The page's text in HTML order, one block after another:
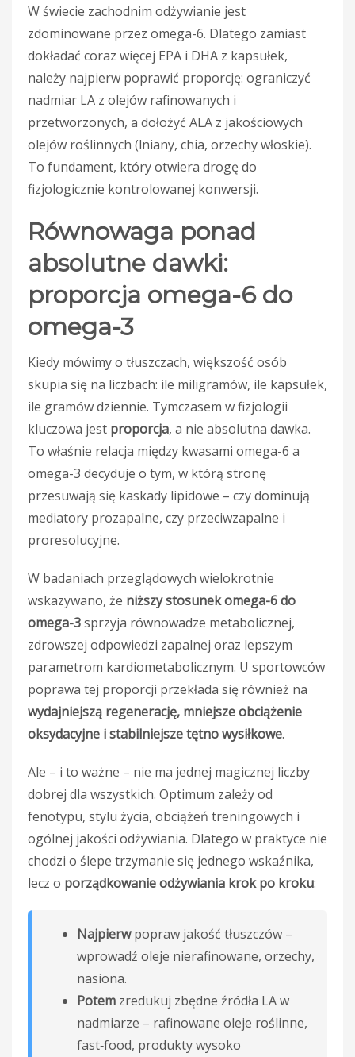
W świecie zachodnim odżywianie jest
zdominowane przez omega-6. Dlatego zamiast
dokładać coraz więcej EPA i DHA z kapsułek,
należy najpierw poprawić proporcję: ograniczyć
nadmiar LA z olejów rafinowanych i
przetworzonych, a dołożyć ALA z jakościowych
olejów roślinnych (lniany, chia, orzechy włoskie).
To fundament, który otwiera drogę do
fizjologicznie kontrolowanej konwersji.
Równowaga ponad
absolutne dawki:
proporcja omega-6 do
omega-3
Kiedy mówimy o tłuszczach, większość osób
skupia się na liczbach: ile miligramów, ile kapsułek,
ile gramów dziennie. Tymczasem w fizjologii
kluczowa jest proporcja, a nie absolutna dawka.
To właśnie relacja między kwasami omega-6 a
omega-3 decyduje o tym, w którą stronę
przesuwają się kaskady lipidowe – czy dominują
mediatory prozapalne, czy przeciwzapalne i
proresolucyjne.
W badaniach przeglądowych wielokrotnie
wskazywano, że niższy stosunek omega-6 do
omega-3sprzyja równowadze metabolicznej,
zdrowszej odpowiedzi zapalnej oraz lepszym
parametrom kardiometabolicznym. U sportowców
poprawa tej proporcji przekłada się również na
wydajniejszą regenerację, mniejsze obciążenie
oksydacyjne i stabilniejsze tętno wysiłkowe.
Ale – i to ważne – nie ma jednej magicznej liczby
dobrej dla wszystkich. Optimum zależy od
fenotypu, stylu życia, obciążeń treningowych i
ogólnej jakości odżywiania. Dlatego w praktyce nie
chodzi o ślepe trzymanie się jednego wskaźnika,
lecz o porządkowanie odżywiania krok po kroku:
Najpierwpopraw jakość tłuszczów –
wprowadź oleje nierafinowane, orzechy,
nasiona.
Potem zredukuj zbędne źródła LA w
nadmiarze – rafinowane oleje roślinne,
fast‑food, produkty wysoko